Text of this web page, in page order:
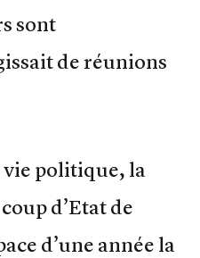
sont
de réunions
politique, la
d’Etat de
d’une année la